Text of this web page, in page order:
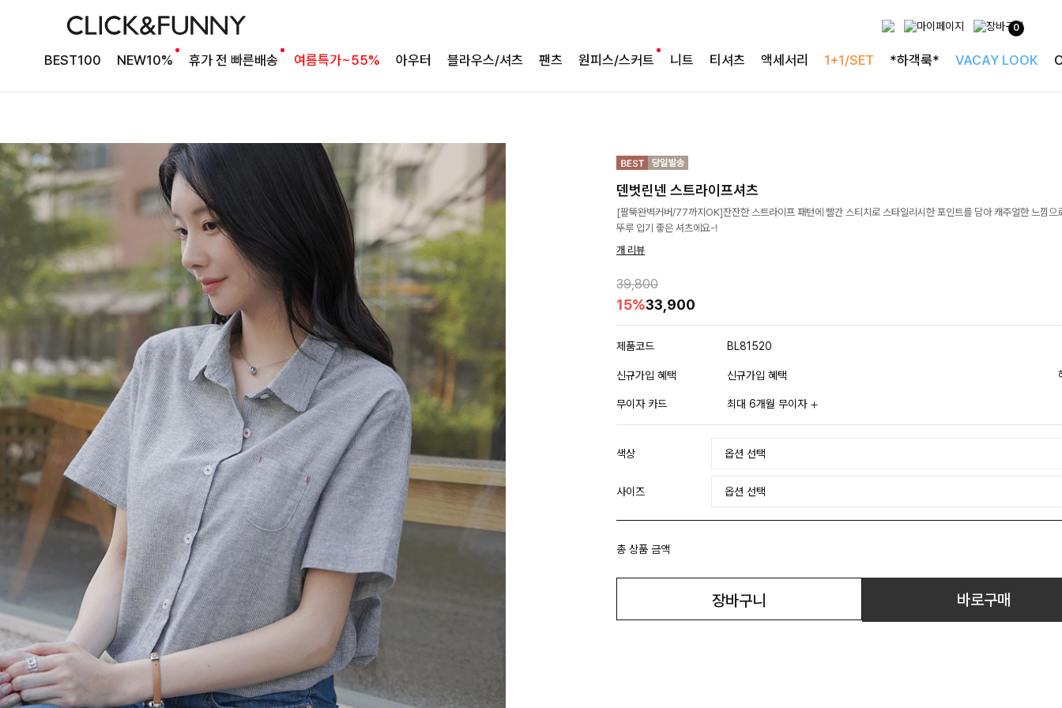
0
BEST100 NEW10% 휴가 전 빠른배송 여름특가~55% 아우터 블라우스/셔츠 팬츠 원피스/스커트 니트 티셔츠 액세서리 1+1/SET *하객룩* VACAY LOOK
덴벗린넨 스트라이프셔츠
[팔뚝완벽커버/77까지OK]잔잔한 스트라이프 패턴에 빨간 스티치로 스타일리시한 포인트를 담아 캐주얼한 느낌으
뚜루 입기 좋은 셔츠에요-!
개 리뷰
39,800
15%33,900
제품코드 BL81520
신규가입 혜택 신규가입 혜택
무이자 카드 최대 6개월 무이자
색상
사이즈
총 상품 금액
장바구니 바로구매